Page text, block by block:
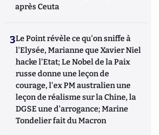
après Ceuta
3Le Point révèle ce qu'on sniffe à
l'Elysée, Marianne que Xavier Niel
hacke l'Etat; Le Nobel de la Paix
russe donne une leçon de
courage, l'ex PM australien une
leçon de réalisme sur la Chine, la
DGSE une d'arrogance; Marine
Tondelier fait du Macron